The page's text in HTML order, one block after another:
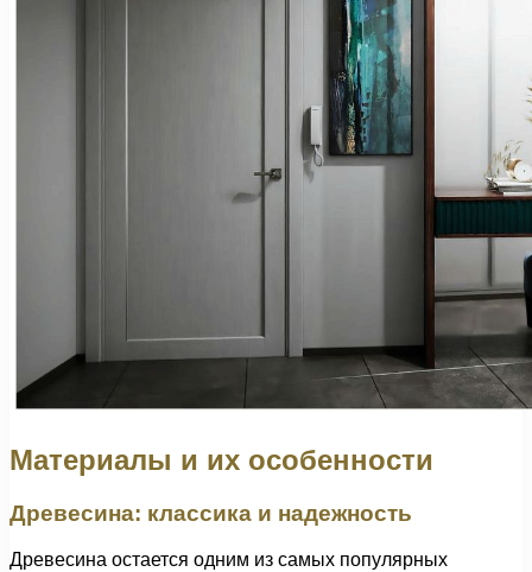
Материалы и их особенности
Древесина: классика и надежность
Древесина остается одним из самых популярных